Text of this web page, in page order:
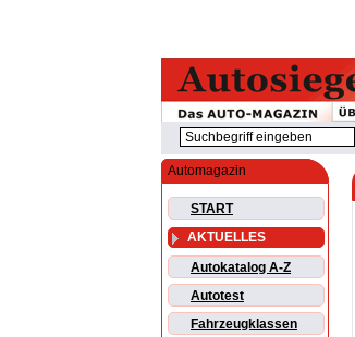
Automagazin
START
AKTUELLES
Autokatalog A-Z
Autotest
Fahrzeugklassen